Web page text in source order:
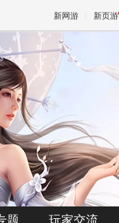
新网游 新页游
题 玩家交流